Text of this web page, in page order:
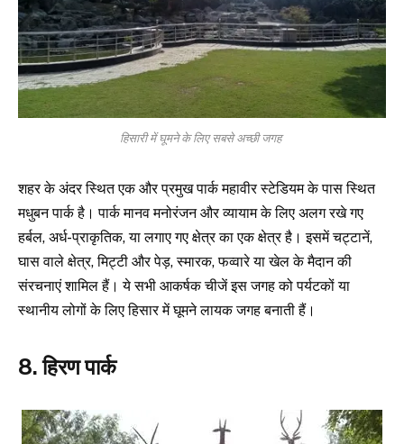
हिसारी में घूमने के लिए सबसे अच्छी जगह
शहर के अंदर स्थित एक और प्रमुख पार्क महावीर स्टेडियम के पास स्थित
मधुबन पार्क है। पार्क मानव मनोरंजन और व्यायाम के लिए अलग रखे गए
हर्बल, अर्ध-प्राकृतिक, या लगाए गए क्षेत्र का एक क्षेत्र है। इसमें चट्टानें,
घास वाले क्षेत्र, मिट्टी और पेड़, स्मारक, फव्वारे या खेल के मैदान की
संरचनाएं शामिल हैं। ये सभी आकर्षक चीजें इस जगह को पर्यटकों या
स्थानीय लोगों के लिए हिसार में घूमने लायक जगह बनाती हैं।
8. हिरण पार्क